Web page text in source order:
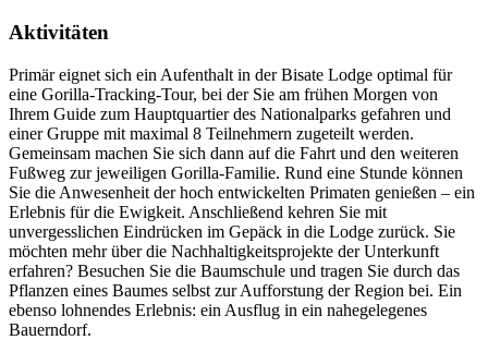
Aktivitäten
Primär eignet sich ein Aufenthalt in der Bisate Lodge optimal für
eine Gorilla-Tracking-Tour, bei der Sie am frühen Morgen von
Ihrem Guide zum Hauptquartier des Nationalparks gefahren und
einer Gruppe mit maximal 8 Teilnehmern zugeteilt werden.
Gemeinsam machen Sie sich dann auf die Fahrt und den weiteren
Fußweg zur jeweiligen Gorilla-Familie. Rund eine Stunde können
Sie die Anwesenheit der hoch entwickelten Primaten genießen – ein
Erlebnis für die Ewigkeit. Anschließend kehren Sie mit
unvergesslichen Eindrücken im Gepäck in die Lodge zurück. Sie
möchten mehr über die Nachhaltigkeitsprojekte der Unterkunft
erfahren? Besuchen Sie die Baumschule und tragen Sie durch das
Pflanzen eines Baumes selbst zur Aufforstung der Region bei. Ein
ebenso lohnendes Erlebnis: ein Ausflug in ein nahegelegenes
Bauerndorf.